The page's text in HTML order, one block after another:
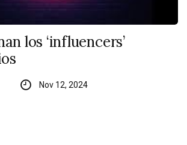
los ‘influencers’
Nov 12, 2024